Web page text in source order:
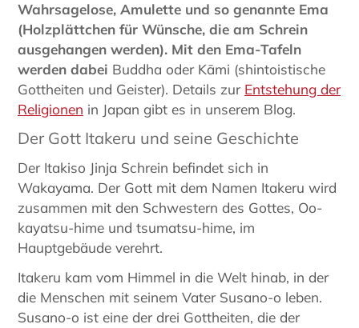
Wahrsagelose, Amulette und so genannte Ema
(Holzplättchen für Wünsche, die am Schrein
ausgehangen werden). Mit den Ema-Tafeln
werden dabei Buddha oder Kāmi (shintoistische
Gottheiten und Geister). Details zur Entstehung der
Religionen in Japan gibt es in unserem Blog.
Der Gott Itakeru und seine Geschichte
Der Itakiso Jinja Schrein befindet sich in
Wakayama. Der Gott mit dem Namen Itakeru wird
zusammen mit den Schwestern des Gottes, Oo-
kayatsu-hime und tsumatsu-hime, im
Hauptgebäude verehrt.
Itakeru kam vom Himmel in die Welt hinab, in der
die Menschen mit seinem Vater Susano-o leben.
Susano-o ist eine der drei Gottheiten, die der